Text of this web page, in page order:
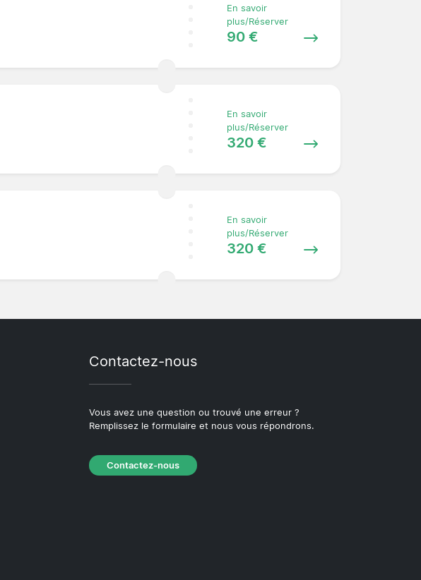
En savoir
plus/Réserver
90 €
En savoir
plus/Réserver
320 €
En savoir
plus/Réserver
320 €
Contactez-nous
Vous avez une question ou trouvé une erreur ?
Remplissez le formulaire et nous vous répondrons.
Contactez-nous